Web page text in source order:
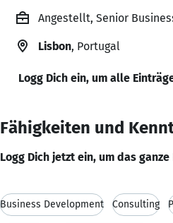
Angestellt, Senior
Lisbon, Portugal
Logg Dich ein, um alle
Fähigkeiten und
Logg Dich jetzt ein, um das
Business Development Consulting